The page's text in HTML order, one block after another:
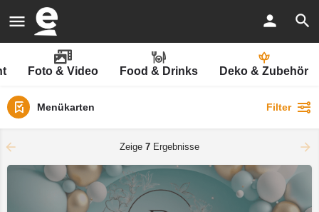
Foto & Video Food & Drinks Deko & Zubehör
Menükarten Filter
Zeige 7 Ergebnisse